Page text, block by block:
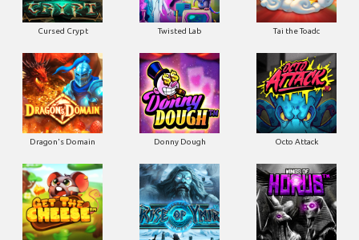
Cursed Crypt Twisted Lab Tai the Toadc
Dragon's Domain Donny Dough Octo Attack